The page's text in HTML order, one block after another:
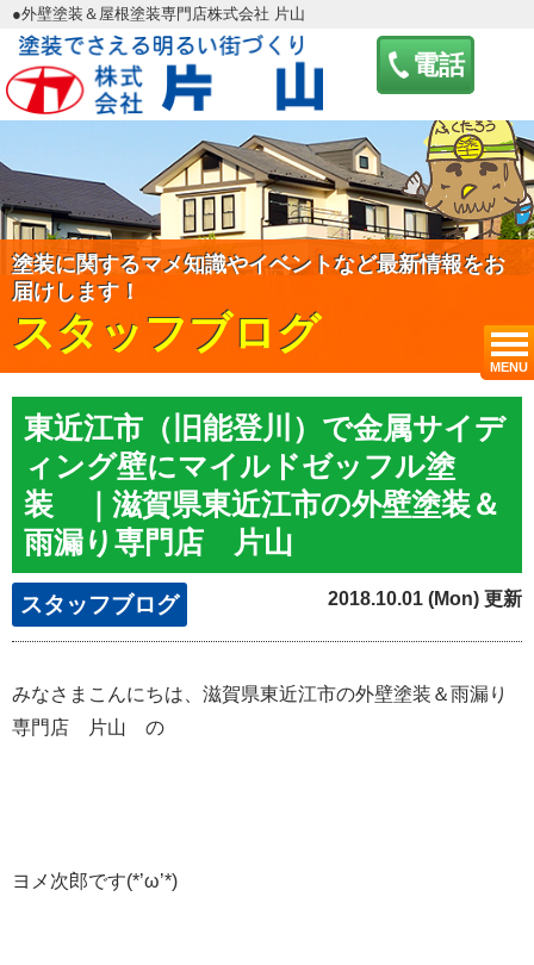
電話
MENU
●外壁塗装＆屋根塗装専門店株式会社 片山
塗装に関するマメ知識やイベントなど最新情報をお
届けします！
スタッフブログ
東近江市（旧能登川）で金属サイデ
ィング壁にマイルドゼッフル塗
装 ｜滋賀県東近江市の外壁塗装＆
雨漏り専門店 片山
スタッフブログ 2018.10.01 (Mon) 更新
みなさまこんにちは、滋賀県東近江市の外壁塗装＆雨漏り
専門店 片山 の
ヨメ次郎です(*’ω’*)